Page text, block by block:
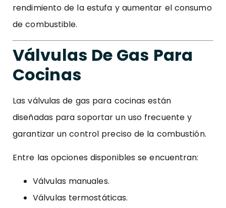
rendimiento de la estufa y aumentar el consumo
de combustible.
Válvulas De Gas Para
Cocinas
Las válvulas de gas para cocinas están
diseñadas para soportar un uso frecuente y
garantizar un control preciso de la combustión.
Entre las opciones disponibles se encuentran:
Válvulas manuales.
Válvulas termostáticas.